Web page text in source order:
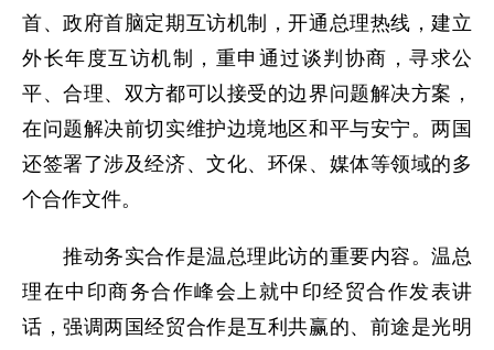
首、政府首脑定期互访机制，开通总理热线，建立
外长年度互访机制，重申通过谈判协商，寻求公
平、合理、双方都可以接受的边界问题解决方案，
在问题解决前切实维护边境地区和平与安宁。两国
还签署了涉及经济、文化、环保、媒体等领域的多
个合作文件。
推动务实合作是温总理此访的重要内容。温总
理在中印商务合作峰会上就中印经贸合作发表讲
话，强调两国经贸合作是互利共赢的、前途是光明